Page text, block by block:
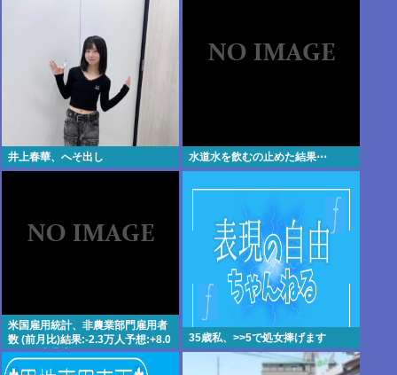
井上春華、へそ出し 水道水を飲むの止めた結果⋯
米国雇用統計、非農業部門雇用者
数 (前月比)結果:-2.3万人予想:+8.0
万人、失業率結果:+4.1%予
想:+4.2%、9月利下げか
35歳私、>>5で処女捧げます